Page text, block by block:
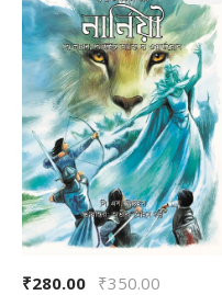
₹280.00 ₹350.00